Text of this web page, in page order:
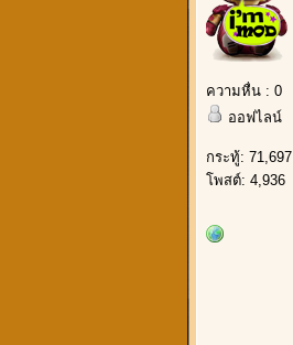
ความหื่น : 0
ออฟไลน์
กระทู้: 71,697
โพสต์: 4,936